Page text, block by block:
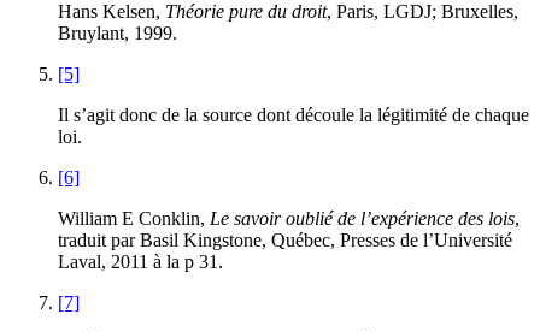
Hans Kelsen, Théorie pure du droit, Paris, LGDJ; Bruxelles,
Bruylant, 1999.
[5]
Il s’agit donc de la source dont découle la légitimité de chaque
loi.
[6]
William E Conklin, Le savoir oublié de l’expérience des lois,
traduit par Basil Kingstone, Québec, Presses de l’Université
Laval, 2011 à la p 31.
[7]